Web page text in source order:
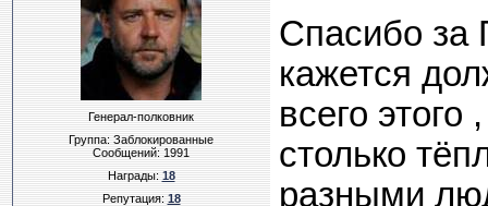
Генерал-полковник
Группа: Заблокированные
Сообщений:1991
Награды:18
Репутация:18
Спасибо за
кажется
всего
столько
разными